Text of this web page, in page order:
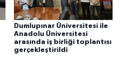
Dumlupınar Üniversitesi ile
Anadolu Üniversitesi
arasında iş birliği toplantısı
gerçekleştirildi